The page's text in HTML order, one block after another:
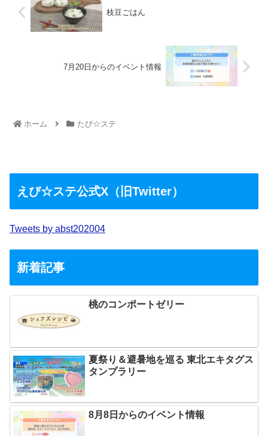
枝豆ごはん
7月20日からのイベント情報
ホーム たび☆ステ
えび☆ステ公式X（旧Twitter）
Tweets by abst202004
新着記事
桃のコンポートゼリー
夏祭り＆避暑地を巡る 東北エキタグス
タンプラリー
8月8日からのイベント情報